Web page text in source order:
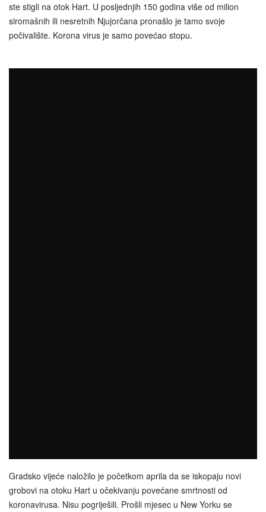
ste stigli na otok Hart. U posljednjih 150 godina više od milion
siromašnih ili nesretnih Njujorčana pronašlo je tamo svoje
počivalište. Korona virus je samo povećao stopu.
Gradsko vijeće naložilo je početkom aprila da se iskopaju novi
grobovi na otoku Hart u očekivanju povećane smrtnosti od
koronavirusa. Nisu pogriješili. Prošli mjesec u New Yorku se